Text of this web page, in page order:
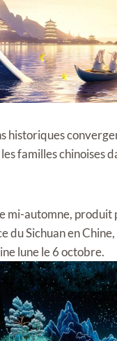
historiques
familles chinoises
mi-automne,
du Sichuan en
lune le 6 octobre.